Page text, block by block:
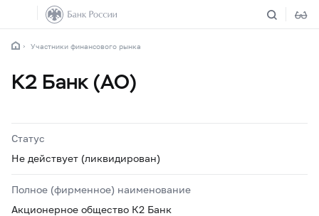
Участники финансового рынка
К2 Банк (АО)
Статус
Не действует (ликвидирован)
Полное (фирменное) наименование
Акционерное общество К2 Банк